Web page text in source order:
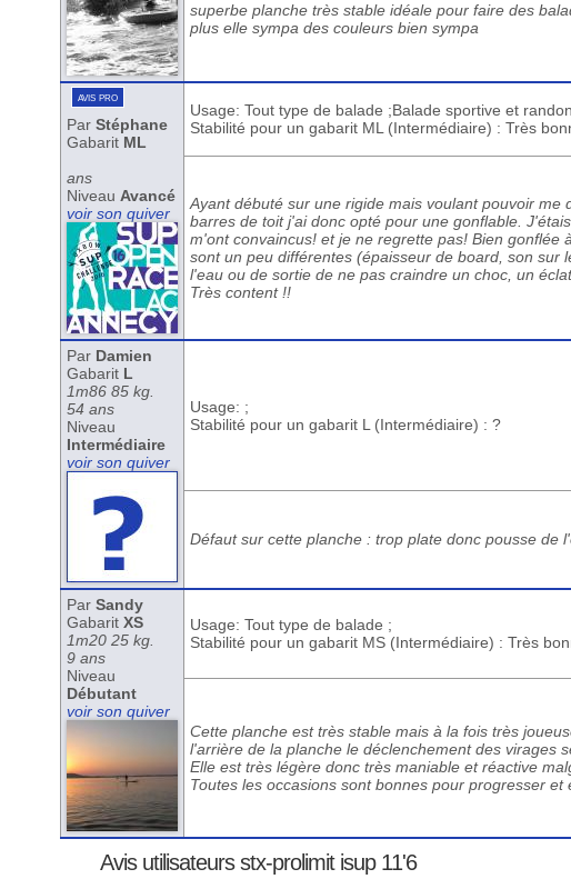
superbe planche très stable idéale pour faire des
plus elle sympa des couleurs bien sympa
avis pro
Par Stéphane
Gabarit ML
ans
Niveau Avancé
voir son quiver
Usage: Tout type de balade ;Balade sportive et
Stabilité pour un gabarit ML (Intermédiaire) : Très
Ayant débuté sur une rigide mais voulant pouvoir
barres de toit j'ai donc opté pour une gonflable.
m'ont convaincus! et je ne regrette pas! Bien gonflée
sont un peu différentes (épaisseur de board, son sur
l'eau ou de sortie de ne pas craindre un choc, un
Très content !!
Par Damien
Gabarit L
1m86 85 kg.
54 ans
Niveau
Intermédiaire
voir son quiver
Usage: ;
Stabilité pour un gabarit L (Intermédiaire) : ?
Défaut sur cette planche : trop plate donc pousse de
Par Sandy
Gabarit XS
1m20 25 kg.
9 ans
Niveau
Débutant
voir son quiver
Usage: Tout type de balade ;
Stabilité pour un gabarit MS (Intermédiaire) : Très
Cette planche est très stable mais à la fois très
l'arrière de la planche le déclenchement des virages
Elle est très légère donc très maniable et réactive
Toutes les occasions sont bonnes pour progresser
Avis utilisateurs stx-prolimit isup 11'6